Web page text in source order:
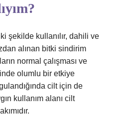
şekilde kullanılır, dahili ve
alınan bitki sindirim
normal çalışması ve
olumlu bir etkiye
cilt için de
kullanım alanı cilt